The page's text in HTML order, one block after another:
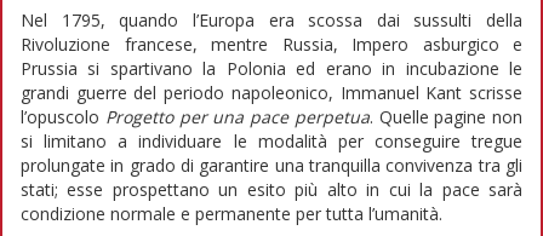
Nel 1795, quando l’Europa era scossa dai sussulti della
Rivoluzione francese, mentre Russia, Impero asburgico e
Prussia si spartivano la Polonia ed erano in incubazione le
grandi guerre del periodo napoleonico, Immanuel Kant scrisse
l’opuscolo Progetto per una pace perpetua. Quelle pagine non
si limitano a individuare le modalità per conseguire tregue
prolungate in grado di garantire una tranquilla convivenza tra gli
stati; esse prospettano un esito più alto in cui la pace sarà
condizione normale e permanente per tutta l’umanità.